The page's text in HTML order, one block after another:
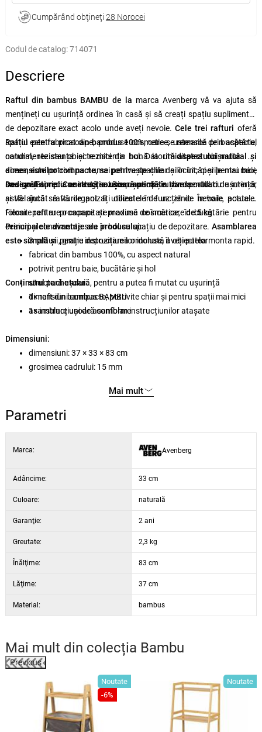
Cumpărând obţineţi 28 Norocei
Codul de catalog:714071
Descriere
Raftul din bambus BAMBU de la marca Avenberg vă va ajuta să
mențineți cu ușurință ordinea în casă și să creați spațiu suplimentar
de depozitare exact acolo unde aveți nevoie. Cele trei rafturi oferă
spațiu pentru prosoape, produse cosmetice, ustensile de bucătărie,
condimente sau obiecte mici din hol. Datorităaspectului natural și
dimensiunilor compacte, se potrivește chiar și în încăperile mai mici,
unde veți aprecia această soluție practică și ușor de mutat.
Raftul este fabricat dinbambus 100%, care se remarcă prin aspectul
natural, rezistența și rezistența bună la umiditatea obișnuită. De
aceea, este potrivit nu numai pentru spațiile de locuit, ci și pentru baie
sau spălătorie.Construcția ușoară permitetransportul cu ușurință,
astfel încât rafturile pot fi utilizate în funcție de nevoile actuale.
Fiecare raft are o capacitate maximă de încărcarede 5 kg.
Designul simpluse integreazăcu ușurințăîn diverse stiluri de interior
și vă ajută să vă organizați obiectele de uz zilnic. În baie, poate fi
folosit pentru prosoape și produse cosmetice, în bucătărie pentru
ceaiuri și condimente sau în hol ca spațiu de depozitare. Asamblarea
este simplă și, grație instrucțiunilor incluse, îl veți putea monta rapid.
Principalele avantaje ale produsului:
3 rafturi pentru depozitarea ordonată a obiectelor
fabricat din bambus 100%, cu aspect natural
potrivit pentru baie, bucătărie și hol
structură ușoară, pentru a putea fi mutat cu ușurință
dimensiuni compacte, potrivite chiar și pentru spații mai mici
asamblare ușoară conform instrucțiunilor atașate
Conținutul pachetului:
1× raft din bambus BAMBU
1× instrucțiuni de asamblare
Dimensiuni:
dimensiuni: 37 × 33 × 83 cm
grosimea cadrului: 15 mm
Mai mult
Parametri
Marca: Avenberg
Adâncime: 33 cm
Culoare: naturală
Garanţie: 2 ani
Greutate: 2,3 kg
Înălţime: 83 cm
Lăţime: 37 cm
Material: bambus
Mai mult din colecția Bambu
Previous
Noutate
-6%
Noutate